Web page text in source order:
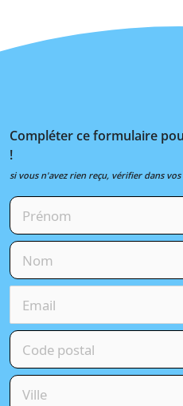
Compléter ce formulaire
!
si vous n'avez rien reçu, vérifier dans